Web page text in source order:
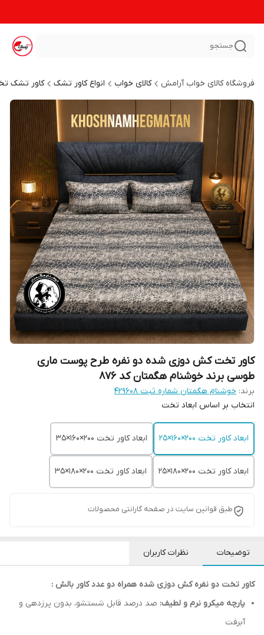
جستجو
فروشگاه کالای خواب آرامش کالای خواب انواع کاور تشک کاور تشک
کاور تخت کش دوزی شده دو نفره طرح پوست ماری
طوسی برند خوشنام هگمتان کد 876
برند: خوشنام هگمتان شماره ثبت ۴۲۹۶۰۸
انتخاب بر اساس ابعاد تخت
ابعاد کاور تخت 200×160×25 ابعاد کاور تخت 200×160×35
ابعاد کاور تخت 200×180×25 ابعاد کاور تخت 200×180×35
طبق قوانین سایت در صفحه گارانتی محصولات
توضیحات نظرات کاربران
کاور تخت دو نفره کش دوزی شده همراه دو عدد کاور بالش :
پارچه میکرو نرم و لطیف: صد درصد قابل شستشو، بدون پرزدهی و
آبرفت